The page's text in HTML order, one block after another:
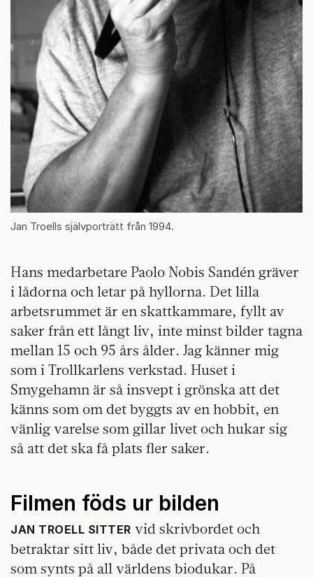
Jan Troells självporträtt från 1994.
Hans medarbetare Paolo Nobis Sandén gräver
i lådorna och letar på hyllorna. Det lilla
arbetsrummet är en skattkammare, fyllt av
saker från ett långt liv, inte minst bilder tagna
mellan 15 och 95 års ålder. Jag känner mig
som i Trollkarlens verkstad. Huset i
Smygehamn är så insvept i grönska att det
känns som om det byggts av en hobbit, en
vänlig varelse som gillar livet och hukar sig
så att det ska få plats fler saker.
Filmen föds ur bilden
JAN TROELL SITTER vid skrivbordet och
betraktar sitt liv, både det privata och det
som synts på all världens biodukar. På